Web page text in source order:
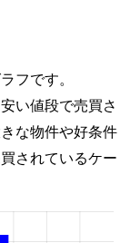
フです。
い値段で売買さ
な物件や好条件
されているケー